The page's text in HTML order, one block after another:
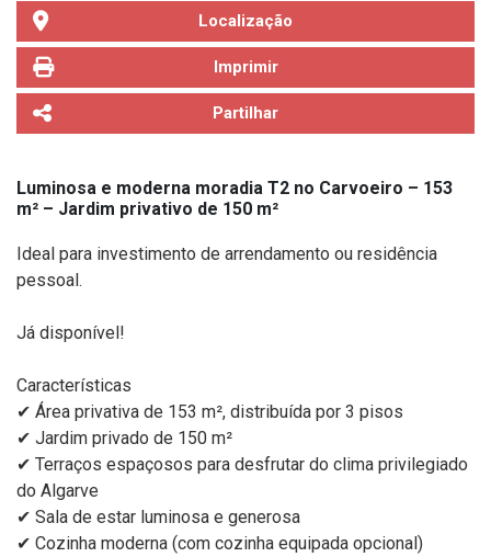
Localização
Imprimir
Partilhar
Luminosa e moderna moradia T2 no Carvoeiro – 153
m² – Jardim privativo de 150 m²
Ideal para investimento de arrendamento ou residência
pessoal.
Já disponível!
Características
✔ Área privativa de 153 m², distribuída por 3 pisos
✔ Jardim privado de 150 m²
✔ Terraços espaçosos para desfrutar do clima privilegiado
do Algarve
✔ Sala de estar luminosa e generosa
✔ Cozinha moderna (com cozinha equipada opcional)